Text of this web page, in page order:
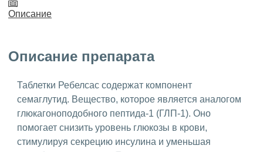
Описание
Описание препарата
Таблетки Ребелсас содержат компонент
семаглутид. Вещество, которое является аналогом
глюкагоноподобного пептида-1 (ГЛП-1). Оно
помогает снизить уровень глюкозы в крови,
стимулируя секрецию инсулина и уменьшая